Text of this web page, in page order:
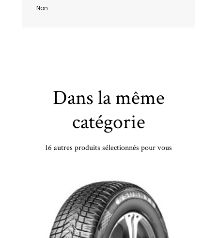
Non
Dans la même
catégorie
16 autres produits sélectionnés pour vous